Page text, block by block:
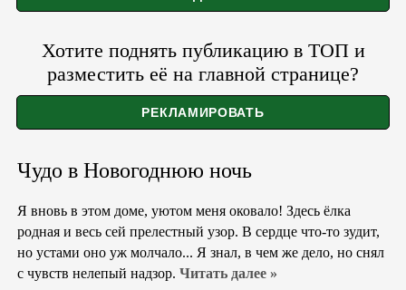
Хотите поднять публикацию в ТОП и
разместить её на главной странице?
Чудо в Новогоднюю ночь
Я вновь в этом доме, уютом меня оковало! Здесь ёлка
родная и весь сей прелестный узор. В сердце что-то зудит,
но устами оно уж молчало... Я знал, в чем же дело, но снял
с чувств нелепый надзор. Читать далее »